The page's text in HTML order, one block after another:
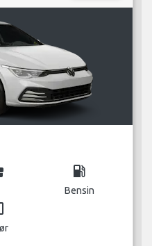
local_gas_station
Bensin